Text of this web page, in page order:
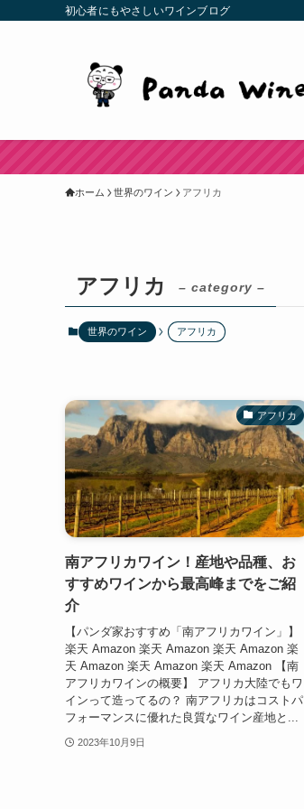
初心者にもやさしいワインブログ
ホーム 世界のワイン アフリカ
アフリカ – category –
世界のワイン アフリカ
アフリカ
南アフリカワイン！産地や品種、お
すすめワインから最高峰までをご紹
介
【パンダ家おすすめ「南アフリカワイン」】
楽天 Amazon 楽天 Amazon 楽天 Amazon 楽
天 Amazon 楽天 Amazon 楽天 Amazon 【南
アフリカワインの概要】 アフリカ大陸でもワ
インって造ってるの？ 南アフリカはコストパ
フォーマンスに優れた良質なワイン産地と...
2023年10月9日